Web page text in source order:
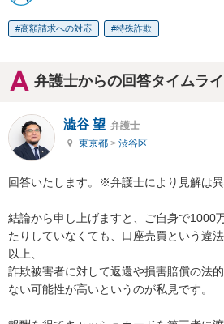
高額請求への対応 特殊詐欺
弁護士からの回答タイムラ
澁谷 望 弁護士
東京都 > 渋谷区
回答いたします。※弁護士により見解は異
結論から申し上げますと、ご自身で1000
たりしていなくても、口座売買という違
以上、
詐欺被害者に対して返還や損害賠償の法
ない可能性が高いというのが私見です。